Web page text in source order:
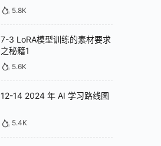
5.8K
7-3 LoRA模型训练的素材要求
之秘籍1
5.6K
12-14 2024 年 AI 学习路线图
5.4K